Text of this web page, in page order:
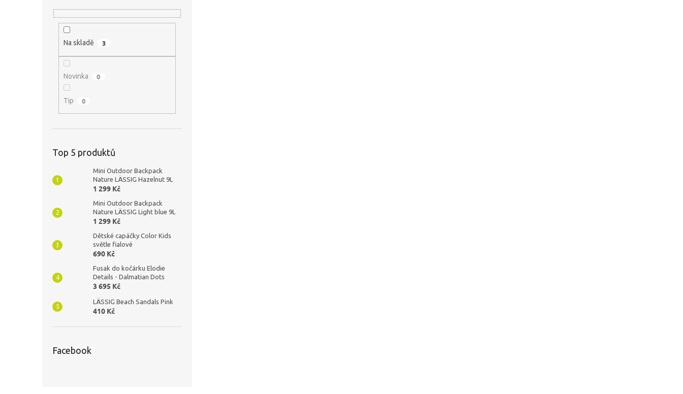
Na skladě 3
Novinka 0
Tip 0
Top 5 produktů
Mini Outdoor Backpack
Nature LÄSSIG Hazelnut 9L
1 299 Kč
Mini Outdoor Backpack
Nature LÄSSIG Light blue 9L
1 299 Kč
Dětské capáčky Color Kids
světle fialové
690 Kč
Fusak do kočárku Elodie
Details - Dalmatian Dots
3 695 Kč
LÄSSIG Beach Sandals Pink
410 Kč
Facebook